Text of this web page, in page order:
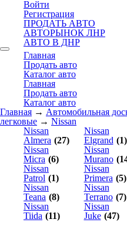
Войти
Регистрация
ПРОДАТЬ АВТО
АВТОРЫНОК ЛНР
АВТО В ДНР
Главная
Продать авто
Каталог авто
Главная
Продать авто
Каталог авто
Главная → Автомобильная
легковые → Nissan
Nissan
Almera (27)
Nissan
Elgrand (1)
Nissan
Micra (6)
Nissan
Murano
Nissan
Patrol (1)
Nissan
Primera (5)
Nissan
Teana (8)
Nissan
Terrano (7)
Nissan
Tiida (11)
Nissan
Juke (47)